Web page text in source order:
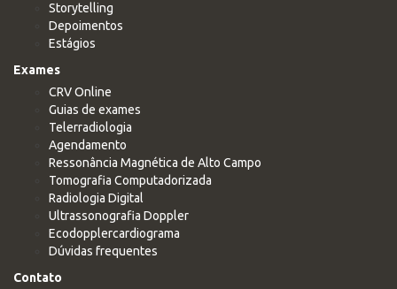
Storytelling
Depoimentos
Estágios
Exames
CRV Online
Guias de exames
Telerradiologia
Agendamento
Ressonância Magnética de Alto Campo
Tomografia Computadorizada
Radiologia Digital
Ultrassonografia Doppler
Ecodopplercardiograma
Dúvidas frequentes
Contato